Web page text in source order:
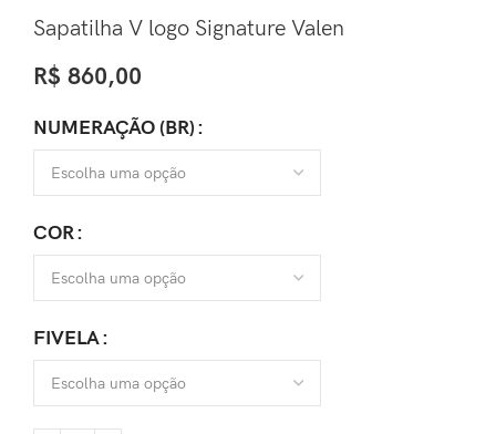
Sapatilha V logo Signature Valen
R$ 860,00
NUMERAÇÃO (BR)
COR
FIVELA